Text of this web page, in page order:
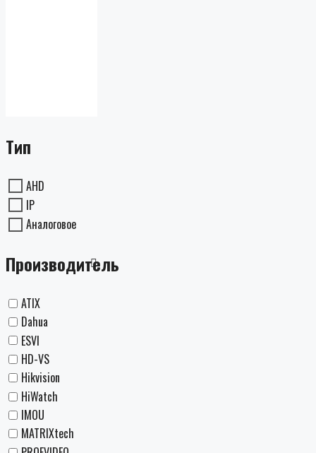
Тип
AHD
IP
Аналоговое
Производитель
ATIX
Dahua
ESVI
HD-VS
Hikvision
HiWatch
IMOU
MATRIXtech